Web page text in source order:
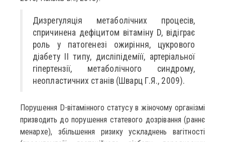
Дизрегуляція метаболічних процесів,
спричинена дефіцитом вітаміну D, відіграє
роль у патогенезі ожиріння, цукрового
діабету ІІ типу, дисліпідеміїї, артеріальної
гіпертензії, метаболічного синдрому,
неопластичних станів (Шварц Г.Я., 2009).
Порушення D-вітамінного статусу в жіночому організмі
призводить до порушення статевого дозрівання (раннє
менархе), збільшення ризику ускладнень вагітності